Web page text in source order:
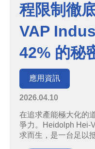
程限制徹
VAP
42% 的秘
應用資訊
2026.04.10
在追求產能極大化的
爭力。Heidolph Hei-
求而生，是一台足以